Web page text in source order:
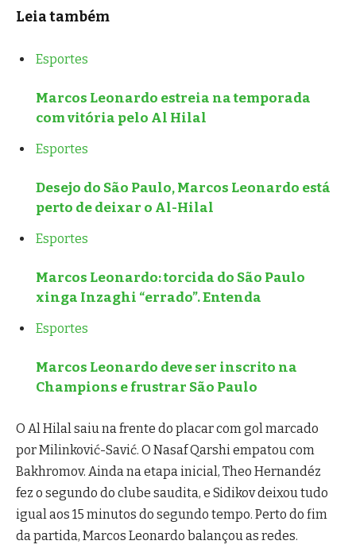
Leia também
Esportes
Marcos Leonardo estreia na temporada
com vitória pelo Al Hilal
Esportes
Desejo do São Paulo, Marcos Leonardo está
perto de deixar o Al-Hilal
Esportes
Marcos Leonardo: torcida do São Paulo
xinga Inzaghi “errado”. Entenda
Esportes
Marcos Leonardo deve ser inscrito na
Champions e frustrar São Paulo
O Al Hilal saiu na frente do placar com gol marcado
por Milinković-Savić. O Nasaf Qarshi empatou com
Bakhromov. Ainda na etapa inicial, Theo Hernandéz
fez o segundo do clube saudita, e Sidikov deixou tudo
igual aos 15 minutos do segundo tempo. Perto do fim
da partida, Marcos Leonardo balançou as redes.